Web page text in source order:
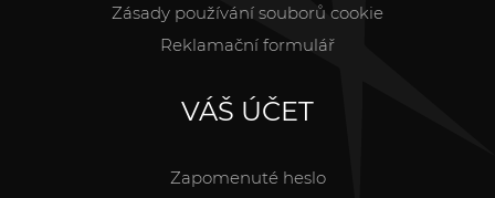
Zásady používání souborů cookie
Reklamační formulář
VÁŠ ÚČET
Zapomenuté heslo